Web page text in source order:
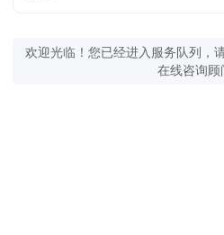
欢迎光临！您已经进入服务队列，
在线咨询顾